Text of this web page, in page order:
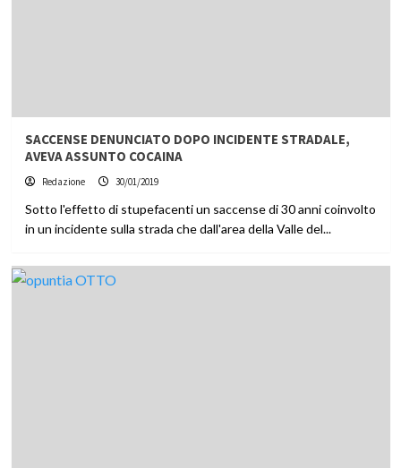
SACCENSE DENUNCIATO DOPO INCIDENTE STRADALE,
AVEVA ASSUNTO COCAINA
Redazione 30/01/2019
Sotto l'effetto di stupefacenti un saccense di 30 anni coinvolto
in un incidente sulla strada che dall'area della Valle del...